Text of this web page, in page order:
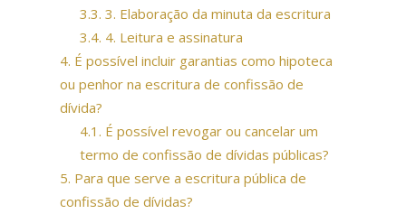
3.3. 3. Elaboração da minuta da escritura
3.4. 4. Leitura e assinatura
4. É possível incluir garantias como hipoteca
ou penhor na escritura de confissão de
dívida?
4.1. É possível revogar ou cancelar um
termo de confissão de dívidas públicas?
5. Para que serve a escritura pública de
confissão de dívidas?